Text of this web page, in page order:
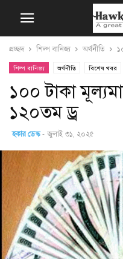
প্রচ্ছদ শিল্প বানিজ্য অর্থনীতি
শিল্প বানিজ্য অর্থনীতি বিশেষ খবর
১০০ টাকা
১২০তম ড্র
হকার ডেস্ক - জুলাই ৩১, ২০২৫